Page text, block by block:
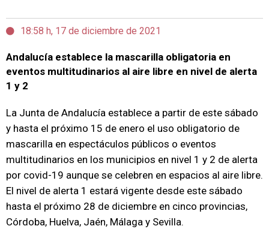
18:58 h, 17 de diciembre de 2021
Andalucía establece la mascarilla obligatoria en
eventos multitudinarios al aire libre en nivel de alerta
1 y 2
La Junta de Andalucía establece a partir de este sábado
y hasta el próximo 15 de enero el uso obligatorio de
mascarilla en espectáculos públicos o eventos
multitudinarios en los municipios en nivel 1 y 2 de alerta
por covid-19 aunque se celebren en espacios al aire libre.
El nivel de alerta 1 estará vigente desde este sábado
hasta el próximo 28 de diciembre en cinco provincias,
Córdoba, Huelva, Jaén, Málaga y Sevilla.